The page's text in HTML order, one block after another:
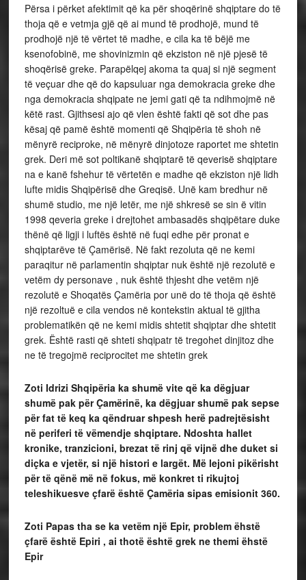
Përsa i përket afektimit që ka për shoqërinë shqiptare do të
thoja që e vetmja gjë që ai mund të prodhojë, mund të
prodhojë një të vërtet të madhe, e cila ka të bëjë me
ksenofobinë, me shovinizmin që ekziston në një pjesë të
shoqërisë greke. Parapëlqej akoma ta quaj si një segment
të veçuar dhe që do kapsuluar nga demokracia greke dhe
nga demokracia shqipate ne jemi gati që ta ndihmojmë në
këtë rast. Gjithsesi ajo që vlen është fakti që sot dhe pas
kësaj që pamë është momenti që Shqipëria të shoh në
mënyrë reciproke, në mënyrë dinjotoze raportet me shtetin
grek. Deri më sot poltikanë shqiptarë të qeverisë shqiptare
na e kanë fshehur të vërtetën e madhe që ekziston një lidh
lufte midis Shqipërisë dhe Greqisë. Unë kam bredhur në
shumë studio, me një letër, me një shkresë se sin ë vitin
1998 qeveria greke i drejtohet ambasadës shqipëtare duke
thënë që ligji i luftës është në fuqi edhe për pronat e
shqiptarëve të Çamërisë. Në fakt rezoluta që ne kemi
paraqitur në parlamentin shqiptar nuk është një rezolutë e
vetëm dy personave , nuk është thjesht dhe vetëm një
rezolutë e Shoqatës Çamëria por unë do të thoja që është
një rezoltuë e cila vendos në kontekstin aktual të gjitha
problematikën që ne kemi midis shtetit shqiptar dhe shtetit
grek. Është rasti që shteti shqipatr të tregohet dinjitoz dhe
ne të tregojmë reciprocitet me shtetin grek
Zoti Idrizi Shqipëria ka shumë vite që ka dëgjuar
shumë pak për Çamërinë, ka dëgjuar shumë pak sepse
për fat të keq ka qëndruar shpesh herë padrejtësisht
në periferi të vëmendje shqiptare. Ndoshta hallet
kronike, tranzicioni, brezat të rinj që vijnë dhe duket si
diçka e vjetër, si një histori e largët. Më lejoni pikërisht
për të qënë më në fokus, më konkret ti rikujtoj
teleshikuesve çfarë është Çamëria sipas emisionit 360.
Zoti Papas tha se ka vetëm një Epir, problem ëhstë
çfarë është Epiri , ai thotë është grek ne themi ëhstë
Epir